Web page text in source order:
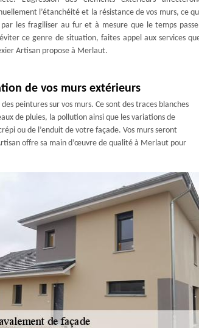
l’étanchéité et la résistance de vos murs, ce
les fragiliser au fur et à mesure que le temps
ce genre de situation, faites appel aux services
Artisan propose à Merlaut.
de vos murs extérieurs
peintures sur vos murs. Ce sont des traces blanches
de pluies, la pollution ainsi que les variations de
ou de l’enduit de votre façade. Vos murs seront
offre sa main d’œuvre de qualité à Merlaut pour